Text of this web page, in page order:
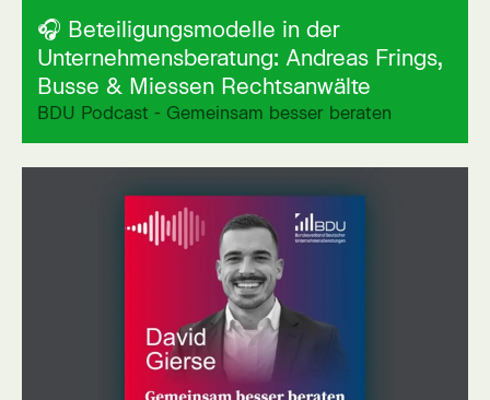
🎧 Beteiligungsmodelle in der
Unternehmensberatung: Andreas Frings,
Busse & Miessen Rechtsanwälte
BDU Podcast - Gemeinsam besser beraten